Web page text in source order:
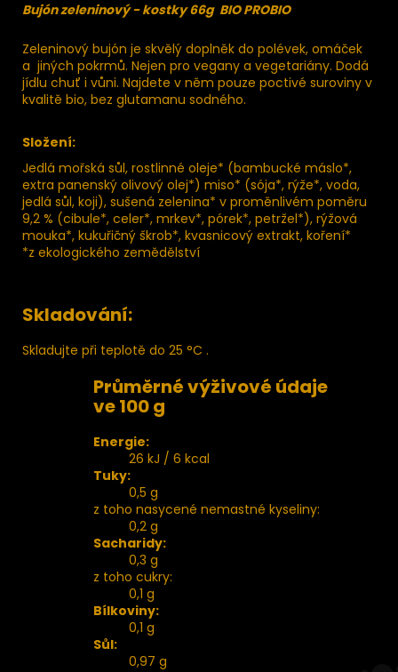
Bujón zeleninový - kostky 66g BIO PROBIO
Zeleninový bujón je skvělý doplněk do polévek, omáček
a jiných pokrmů. Nejen pro vegany a vegetariány. Dodá
jídlu chuť i vůni. Najdete v něm pouze poctivé suroviny v
kvalitě bio, bez glutamanu sodného.
Složení:
Jedlá mořská sůl, rostlinné oleje* (bambucké máslo*,
extra panenský olivový olej*) miso* (sója*, rýže*, voda,
jedlá sůl, koji), sušená zelenina* v proměnlivém poměru
9,2 % (cibule*, celer*, mrkev*, pórek*, petržel*), rýžová
mouka*, kukuřičný škrob*, kvasnicový extrakt, koření*
*z ekologického zemědělství
Skladování:
Skladujte při teplotě do 25 °C .
Průměrné výživové údaje
ve 100 g
Energie:
26 kJ / 6 kcal
Tuky:
0,5 g
z toho nasycené nemastné kyseliny:
0,2 g
Sacharidy:
0,3 g
z toho cukry:
0,1 g
Bílkoviny:
0,1 g
Sůl:
0,97 g